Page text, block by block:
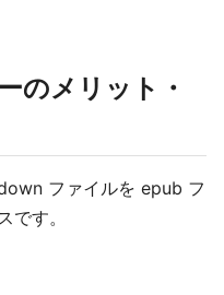
のメリット・
ファイルを epub フ
です。